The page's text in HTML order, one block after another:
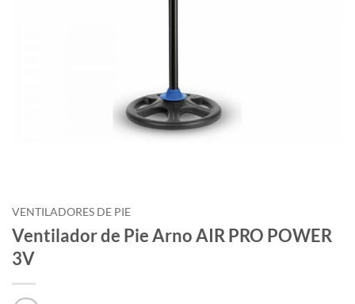
VENTILADORES DE PIE
Ventilador de Pie Arno AIR PRO POWER
3V